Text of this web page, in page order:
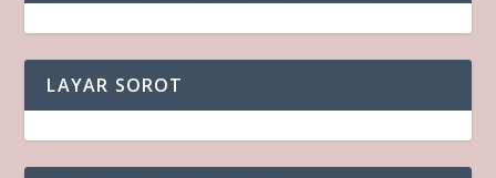
LAYAR SOROT